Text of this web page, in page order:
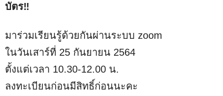
บัตร‼️
มาร่วมเรียนรู้ด้วยกันผ่านระบบ zoom
ในวันเสาร์ที่ 25 กันยายน 2564
ตั้งแต่เวลา 10.30-12.00 น.
ลงทะเบียนก่อนมีสิทธิ์ก่อนนะคะ